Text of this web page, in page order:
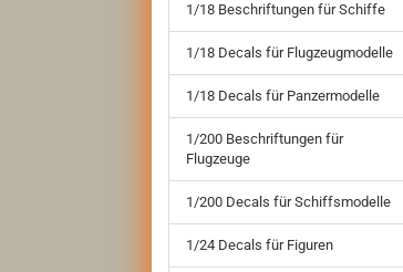
1/18 Beschriftungen für Schiffe
1/18 Decals für Flugzeugmodelle
1/18 Decals für Panzermodelle
1/200 Beschriftungen für
Flugzeuge
1/200 Decals für Schiffsmodelle
1/24 Decals für Figuren